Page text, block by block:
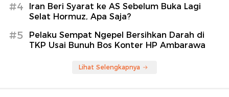
#4
Iran Beri Syarat ke AS Sebelum Buka Lagi
Selat Hormuz, Apa Saja?
#5
Pelaku Sempat Ngepel Bersihkan Darah di
TKP Usai Bunuh Bos Konter HP Ambarawa
Lihat Selengkapnya